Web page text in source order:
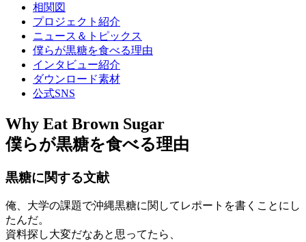
相関図
プロジェクト紹介
ニュース＆トピックス
僕らが黒糖を食べる理由
インタビュー紹介
ダウンロード素材
公式SNS
Why Eat Brown Sugar
僕らが黒糖を食べる理由
黒糖に関する文献
俺、大学の課題で沖縄黒糖に関してレポートを書くことにし
たんだ。
資料探し大変だなあと思ってたら、